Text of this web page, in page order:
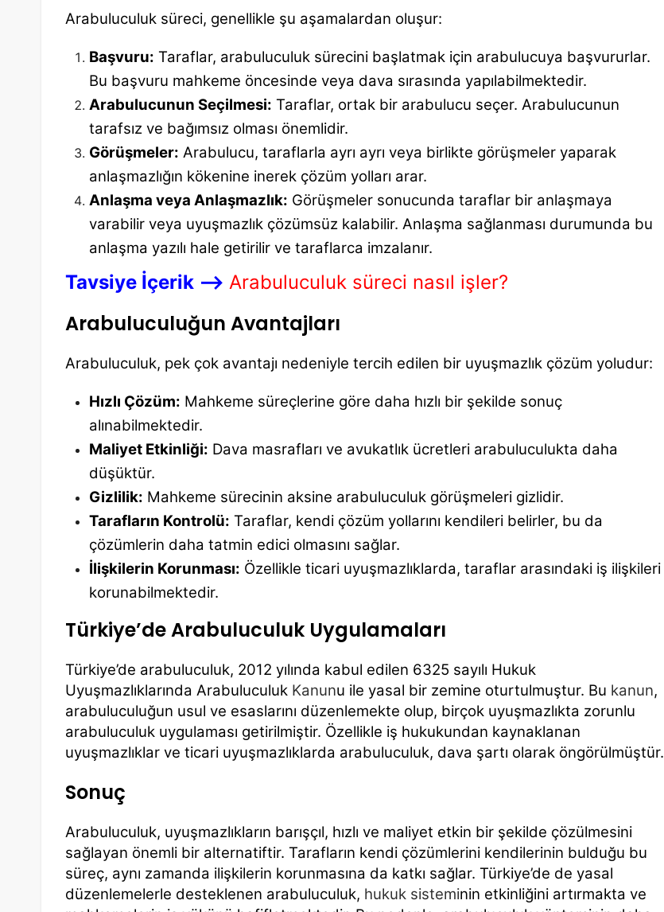
Arabuluculuk süreci, genellikle şu aşamalardan oluşur:
Başvuru: Taraflar, arabuluculuk sürecini başlatmak için arabulucuya başvururlar.
Bu başvuru mahkeme öncesinde veya dava sırasında yapılabilmektedir.
Arabulucunun Seçilmesi: Taraflar, ortak bir arabulucu seçer. Arabulucunun
tarafsız ve bağımsız olması önemlidir.
Görüşmeler: Arabulucu, taraflarla ayrı ayrı veya birlikte görüşmeler yaparak
anlaşmazlığın kökenine inerek çözüm yolları arar.
Anlaşma veya Anlaşmazlık: Görüşmeler sonucunda taraflar bir anlaşmaya
varabilir veya uyuşmazlık çözümsüz kalabilir. Anlaşma sağlanması durumunda bu
anlaşma yazılı hale getirilir ve taraflarca imzalanır.
Tavsiye İçerik —-> Arabuluculuk süreci nasıl işler?
Arabuluculuğun Avantajları
Arabuluculuk, pek çok avantajı nedeniyle tercih edilen bir uyuşmazlık çözüm yoludur:
Hızlı Çözüm: Mahkeme süreçlerine göre daha hızlı bir şekilde sonuç
alınabilmektedir.
Maliyet Etkinliği: Dava masrafları ve avukatlık ücretleri arabuluculukta daha
düşüktür.
Gizlilik: Mahkeme sürecinin aksine arabuluculuk görüşmeleri gizlidir.
Tarafların Kontrolü: Taraflar, kendi çözüm yollarını kendileri belirler, bu da
çözümlerin daha tatmin edici olmasını sağlar.
İlişkilerin Korunması: Özellikle ticari uyuşmazlıklarda, taraflar arasındaki iş ilişkileri
korunabilmektedir.
Türkiye’de Arabuluculuk Uygulamaları
Türkiye’de arabuluculuk, 2012 yılında kabul edilen 6325 sayılı Hukuk
Uyuşmazlıklarında Arabuluculuk Kanunu ile yasal bir zemine oturtulmuştur. Bu kanun,
arabuluculuğun usul ve esaslarını düzenlemekte olup, birçok uyuşmazlıkta zorunlu
arabuluculuk uygulaması getirilmiştir. Özellikle iş hukukundan kaynaklanan
uyuşmazlıklar ve ticari uyuşmazlıklarda arabuluculuk, dava şartı olarak öngörülmüştür.
Sonuç
Arabuluculuk, uyuşmazlıkların barışçıl, hızlı ve maliyet etkin bir şekilde çözülmesini
sağlayan önemli bir alternatiftir. Tarafların kendi çözümlerini kendilerinin bulduğu bu
süreç, aynı zamanda ilişkilerin korunmasına da katkı sağlar. Türkiye’de de yasal
düzenlemelerle desteklenen arabuluculuk, hukuk sisteminin etkinliğini artırmakta ve